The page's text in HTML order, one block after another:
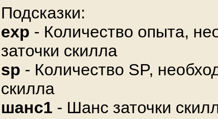
Подсказки:
exp - Количество опыта,
заточки скилла
sp - Количество SP,
скилла
шанс1 - Шанс заточки